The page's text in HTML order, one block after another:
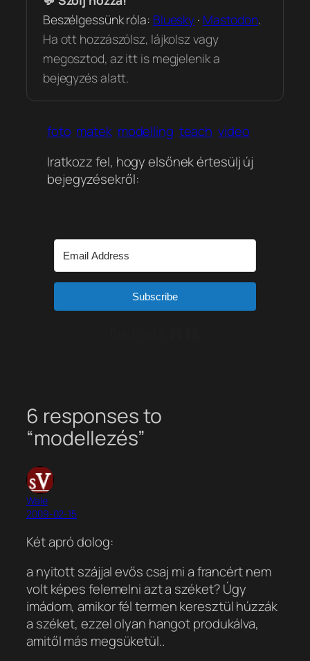
Beszélgessünk róla: Bluesky · Mastodon.
Ha ott hozzászólsz, lájkolsz vagy
megosztod, az itt is megjelenik a
bejegyzés alatt.
foto matek modelling teach video
Iratkozz fel, hogy elsőnek értesülj új
bejegyzésekről:
Subscribe
6 responses to
“modellezés”
Wale
2009-02-15
Két apró dolog:
a nyitott szájjal evős csaj mi a francért nem
volt képes felemelni azt a széket? Úgy
imádom, amikor fél termen keresztül húzzák
a széket, ezzel olyan hangot produkálva,
amitől más megsüketül..